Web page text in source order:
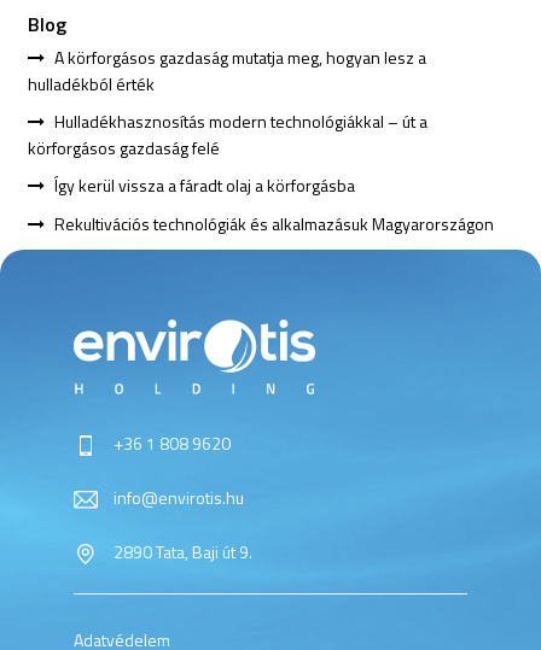
Blog
A körforgásos gazdaság mutatja meg, hogyan lesz a
hulladékból érték
Hulladékhasznosítás modern technológiákkal – út a
körforgásos gazdaság felé
Így kerül vissza a fáradt olaj a körforgásba
Rekultivációs technológiák és alkalmazásuk Magyarországon
+36 1 808 9620
info@envirotis.hu
2890 Tata, Baji út 9.
Adatvédelem